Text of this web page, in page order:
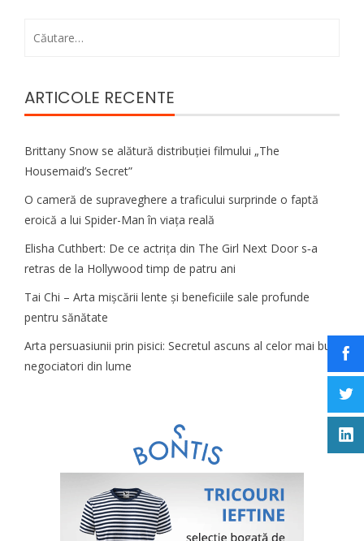
ARTICOLE RECENTE
Brittany Snow se alătură distribuției filmului „The
Housemaid’s Secret”
O cameră de supraveghere a traficului surprinde o faptă
eroică a lui Spider-Man în viața reală
Elisha Cuthbert: De ce actrița din The Girl Next Door s‑a
retras de la Hollywood timp de patru ani
Tai Chi – Arta mișcării lente și beneficiile sale profunde
pentru sănătate
Arta persuasiunii prin pisici: Secretul ascuns al celor mai buni
negociatori din lume